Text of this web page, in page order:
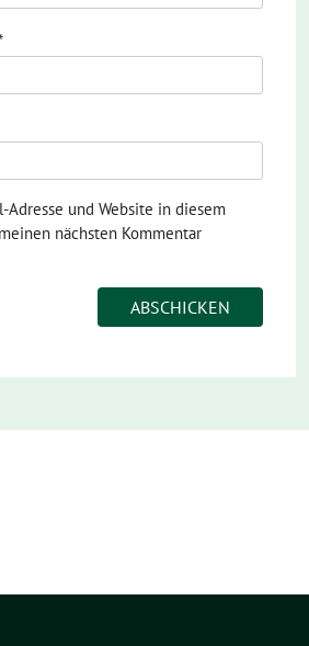
Adresse und Website in diesem
nächsten Kommentar